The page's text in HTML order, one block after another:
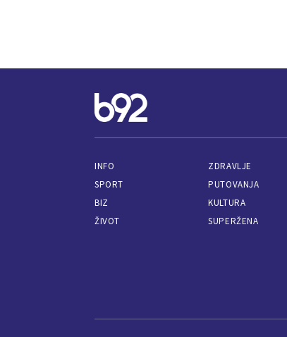
INFO
SPORT
BIZ
ŽIVOT
ZDRAVLJE
PUTOVANJA
KULTURA
SUPERŽENA